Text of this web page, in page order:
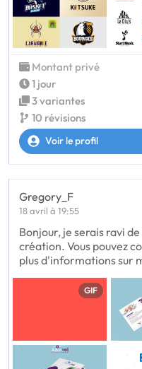
Montant privé
1 jour
3 variantes
10 révisions
Voir le profil
Gregory_F
18 avril à 19:55
Bonjour, je serais ravi
création. Vous pouvez
plus d'informations sur
GIF